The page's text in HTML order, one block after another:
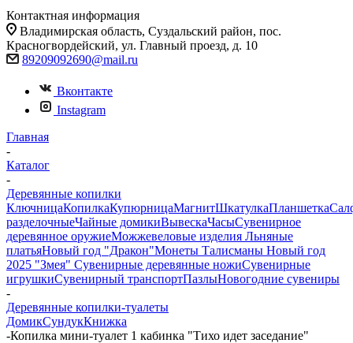
Контактная информация
Владимирская область, Суздальский район, пос.
Красногвордейский, ул. Главный проезд, д. 10
89209092690@mail.ru
Вконтакте
Instagram
Главная
-
Каталог
-
Деревянные копилки
КлючницаКопилкаКупюрницаМагнитШкатулкаПланшетка
разделочныеЧайные домикиВывескаЧасыСувенирное
деревянное оружиеМожжевеловые изделия Льняные
платьяНовый год "Дракон"Монеты Талисманы Новый год
2025 "Змея" Сувенирные деревянные ножиСувенирные
игрушкиСувенирный транспортПазлыНовогодние сувениры
-
Деревянные копилки-туалеты
ДомикСундукКнижка
-Копилка мини-туалет 1 кабинка "Тихо идет заседание"